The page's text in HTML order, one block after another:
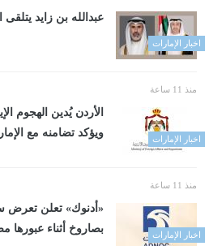
اخبار الإمارات
عبدالله بن زايد
منذ 11 ساعة
اخبار الإمارات
الأردن يُدين الهجوم
ويؤكد تضامنه مع
منذ 11 ساعة
اخبار الإمارات
«أدنوك» تعلن تعرض
بصاروخ أثناء عبورها